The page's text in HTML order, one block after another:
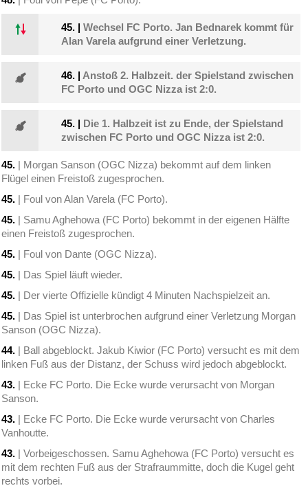
45. |Wechsel FC Porto. Jan Bednarek kommt für
Alan Varela aufgrund einer Verletzung.
46. | Anstoß 2. Halbzeit. der Spielstand zwischen
FC Porto und OGC Nizza ist 2:0.
45. | Die 1. Halbzeit ist zu Ende, der Spielstand
zwischen FC Porto und OGC Nizza ist 2:0.
45. | Morgan Sanson (OGC Nizza) bekommt auf dem linken
Flügel einen Freistoß zugesprochen.
45. | Foul von Alan Varela (FC Porto).
45. | Samu Aghehowa (FC Porto) bekommt in der eigenen Hälfte
einen Freistoß zugesprochen.
45. | Foul von Dante (OGC Nizza).
45. | Das Spiel läuft wieder.
45. | Der vierte Offizielle kündigt 4 Minuten Nachspielzeit an.
45. | Das Spiel ist unterbrochen aufgrund einer Verletzung Morgan
Sanson (OGC Nizza).
44. | Ball abgeblockt. Jakub Kiwior (FC Porto) versucht es mit dem
linken Fuß aus der Distanz, der Schuss wird jedoch abgeblockt.
43. | Ecke FC Porto. Die Ecke wurde verursacht von Morgan
Sanson.
43. | Ecke FC Porto. Die Ecke wurde verursacht von Charles
Vanhoutte.
43. | Vorbeigeschossen. Samu Aghehowa (FC Porto) versucht es
mit dem rechten Fuß aus der Strafraummitte, doch die Kugel geht
rechts vorbei.